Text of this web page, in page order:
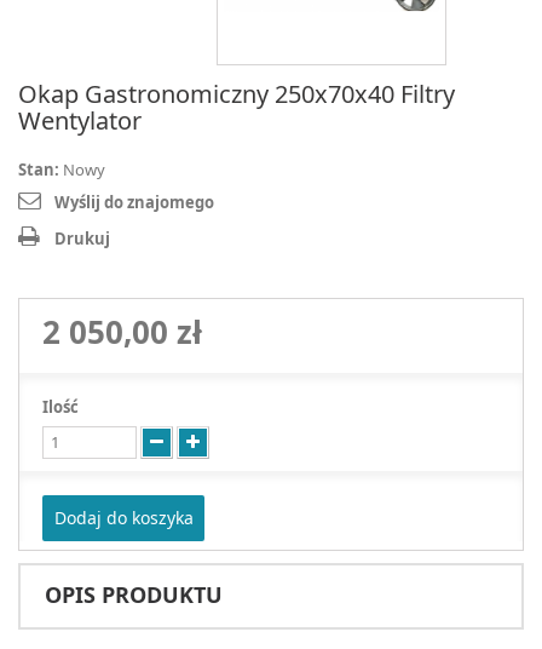
Okap Gastronomiczny 250x70x40 Filtry
Wentylator
Stan: Nowy
Wyślij do znajomego
Drukuj
2 050,00 zł
Ilość
Dodaj do koszyka
OPIS PRODUKTU